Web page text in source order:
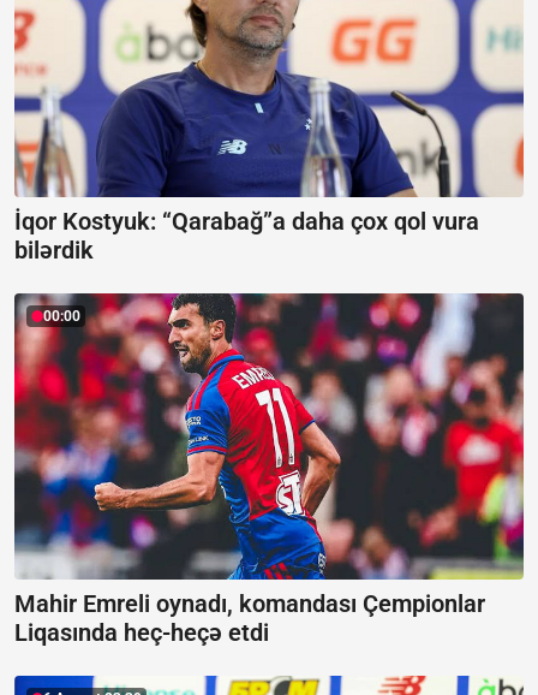
İqor Kostyuk: “Qarabağ”a daha çox qol vura
bilərdik
00:00
Mahir Emreli oynadı, komandası Çempionlar
Liqasında heç-heçə etdi